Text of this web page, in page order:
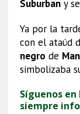
Suburbany
Ya por la
con el ataúd
negro de
simbolizaba
Síguenos
siempre